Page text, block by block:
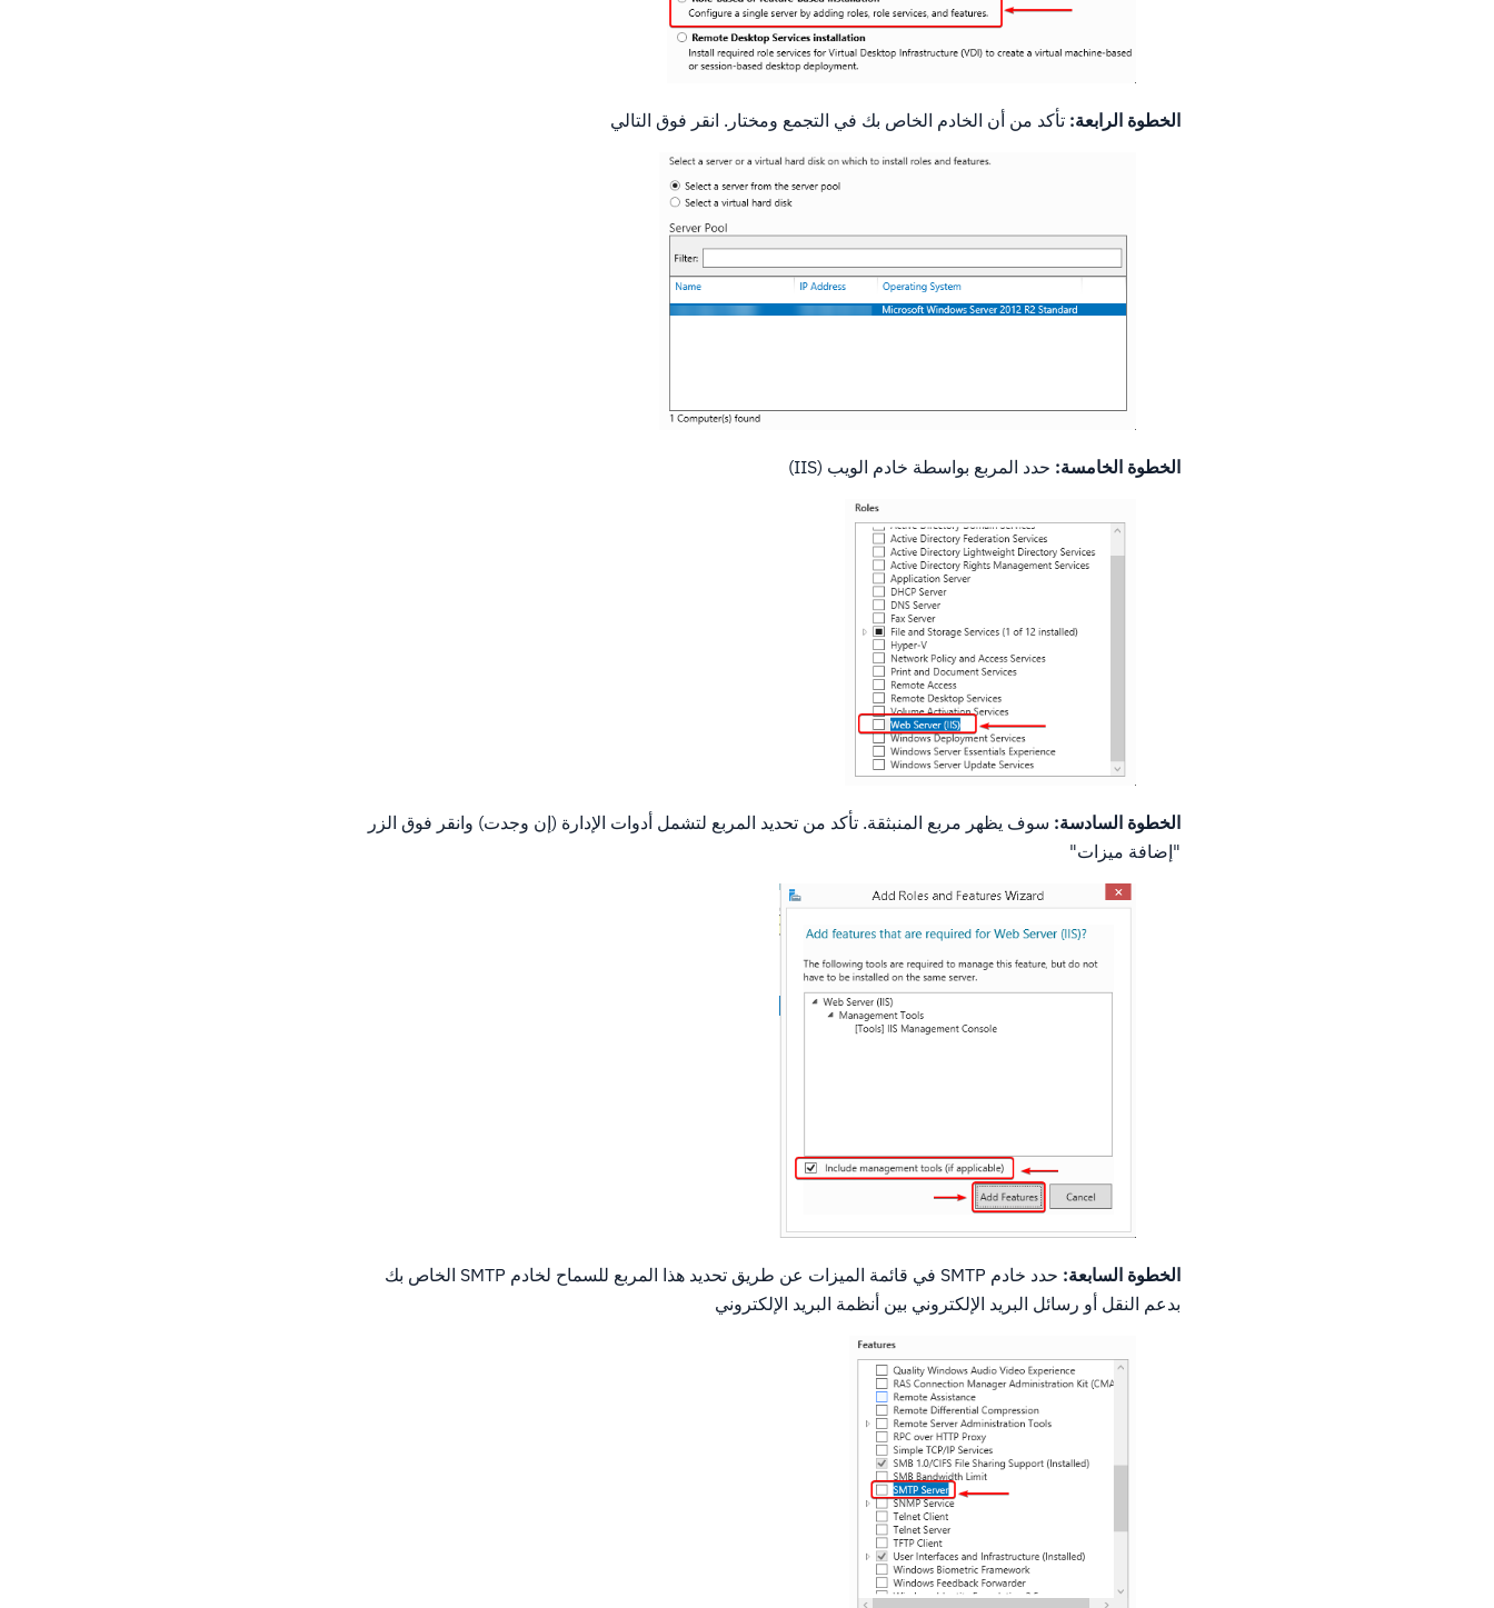
الخطوة الرابعة: تأكد من أن الخادم الخاص بك في التجمع ومختار. انقر فوق التالي
الخطوة الخامسة: حدد المربع بواسطة خادم الويب (IIS)
الخطوة السادسة: سوف يظهر مربع المنبثقة. تأكد من تحديد المربع لتشمل أدوات الإدارة (إن وجدت) وانقر فوق الزر
"إضافة ميزات"
الخطوة السابعة:
حدد خادم SMTP في قائمة الميزات عن طريق تحديد هذا المربع للسماح لخادم SMTP الخاص بك
بدعم النقل أو رسائل البريد الإلكتروني بين أنظمة البريد الإلكتروني